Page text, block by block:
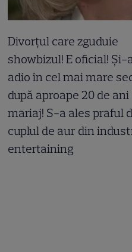
Divorțul care zguduie
showbizul! E oficial! Și-
adio în cel mai mare
după aproape 20 de ani
mariaj! S-a ales praful
cuplul de aur din
entertaining